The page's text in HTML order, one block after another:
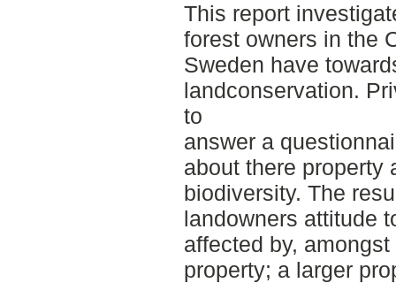
This report
forest owners in the
Sweden have
landconservation.
to
answer a
about there property
biodiversity. The
landowners attitude
affected by,
property; a larger